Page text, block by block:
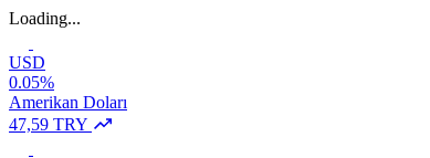
Loading...
USD
0.05%
Amerikan Doları
47,59 TRY